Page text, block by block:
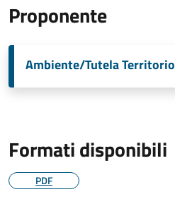
Proponente
Ambiente/Tutela Territorio
Formati disponibili
PDF